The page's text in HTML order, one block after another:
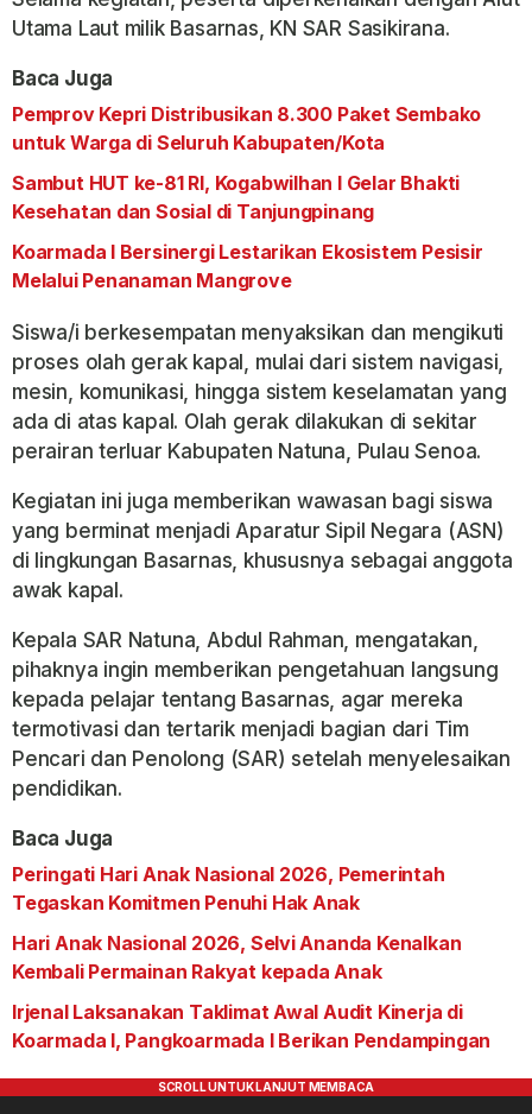
Utama Laut milik Basarnas, KN SAR Sasikirana.
Baca Juga
Pemprov Kepri Distribusikan 8.300 Paket Sembako
untuk Warga di Seluruh Kabupaten/Kota
Sambut HUT ke-81 RI, Kogabwilhan I Gelar Bhakti
Kesehatan dan Sosial di Tanjungpinang
Koarmada I Bersinergi Lestarikan Ekosistem Pesisir
Melalui Penanaman Mangrove
Siswa/i berkesempatan menyaksikan dan mengikuti
proses olah gerak kapal, mulai dari sistem navigasi,
mesin, komunikasi, hingga sistem keselamatan yang
ada di atas kapal. Olah gerak dilakukan di sekitar
perairan terluar Kabupaten Natuna, Pulau Senoa.
Kegiatan ini juga memberikan wawasan bagi siswa
yang berminat menjadi Aparatur Sipil Negara (ASN)
di lingkungan Basarnas, khususnya sebagai anggota
awak kapal.
Kepala SAR Natuna, Abdul Rahman, mengatakan,
pihaknya ingin memberikan pengetahuan langsung
kepada pelajar tentang Basarnas, agar mereka
termotivasi dan tertarik menjadi bagian dari Tim
Pencari dan Penolong (SAR) setelah menyelesaikan
pendidikan.
Baca Juga
Peringati Hari Anak Nasional 2026, Pemerintah
Tegaskan Komitmen Penuhi Hak Anak
Hari Anak Nasional 2026, Selvi Ananda Kenalkan
Kembali Permainan Rakyat kepada Anak
Irjenal Laksanakan Taklimat Awal Audit Kinerja di
Koarmada I, Pangkoarmada I Berikan Pendampingan